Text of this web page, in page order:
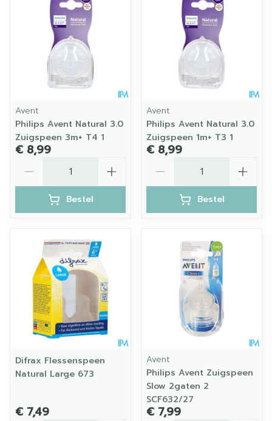
Avent
Philips Avent Natural 3.0
Zuigspeen 3m+ T4 1
€ 8,99
Bestel
Avent
Philips Avent Natural 3.0
Zuigspeen 1m+ T3 1
€ 8,99
Bestel
Difrax Flessenspeen
Natural Large 673
€ 7,49
Avent
Philips Avent Zuigspeen
Slow 2gaten 2
SCF632/27
€ 7,99